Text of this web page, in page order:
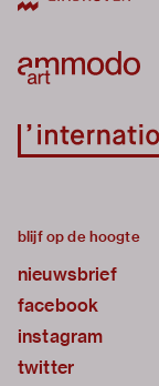
blijf op de hoogte
nieuwsbrief
facebook
instagram
twitter